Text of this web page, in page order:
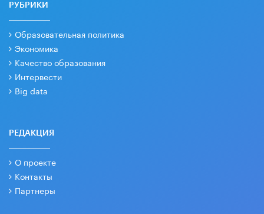
РУБРИКИ
Образовательная политика
Экономика
Качество образования
Интервести
Big data
РЕДАКЦИЯ
О проекте
Контакты
Партнеры